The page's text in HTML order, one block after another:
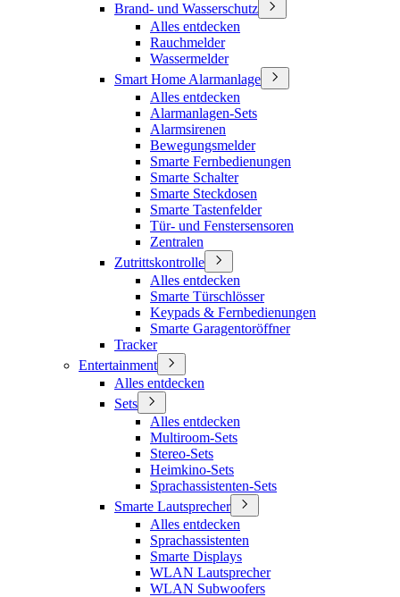
Brand- und Wasserschutz
Alles entdecken
Rauchmelder
Wassermelder
Smart Home Alarmanlage
Alles entdecken
Alarmanlagen-Sets
Alarmsirenen
Bewegungsmelder
Smarte Fernbedienungen
Smarte Schalter
Smarte Steckdosen
Smarte Tastenfelder
Tür- und Fenstersensoren
Zentralen
Zutrittskontrolle
Alles entdecken
Smarte Türschlösser
Keypads & Fernbedienungen
Smarte Garagentoröffner
Tracker
Entertainment
Alles entdecken
Sets
Alles entdecken
Multiroom-Sets
Stereo-Sets
Heimkino-Sets
Sprachassistenten-Sets
Smarte Lautsprecher
Alles entdecken
Sprachassistenten
Smarte Displays
WLAN Lautsprecher
WLAN Subwoofers